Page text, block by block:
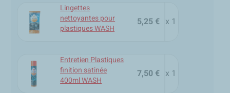
Lingettes
nettoyantes pour
plastiques WASH
5,25 € x 1
Entretien Plastiques
finition satinée
400ml WASH
7,50 € x 1